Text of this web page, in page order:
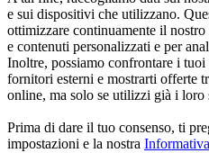
e sui dispositivi che utilizzano.
ottimizzare continuamente il
e contenuti personalizzati e per
Inoltre, possiamo confrontare i
fornitori esterni e mostrarti offerte
online, ma solo se utilizzi già i loro
Prima di dare il tuo consenso, ti
impostazioni e la nostra